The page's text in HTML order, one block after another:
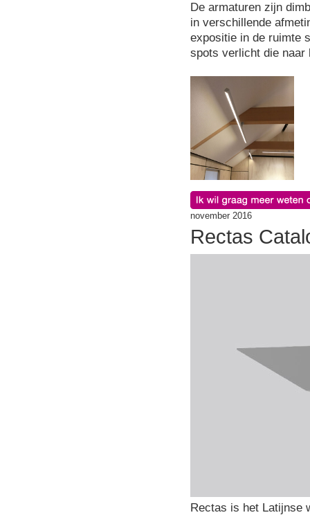
De armaturen zijn
in verschillende
expositie in de ruimte
spots verlicht die naar
november 2016
Rectas
Rectas is het Latijnse